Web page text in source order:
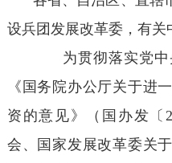
设兵团发展改革委，有关
为贯彻落实党中
《国务院办公厅关于进
资的意见》（国办发〔
会、国家发展改革委关